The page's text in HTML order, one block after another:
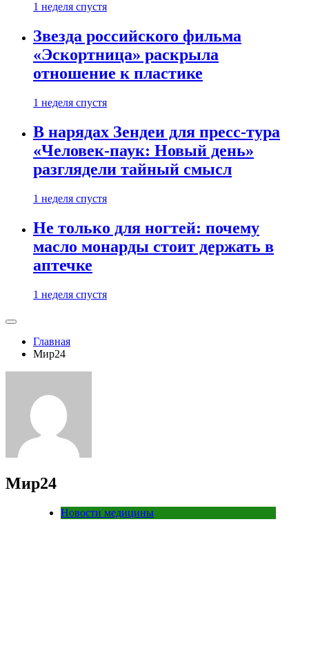
1 неделя спустя
Звезда российского фильма
«Эскортница» раскрыла
отношение к пластике
1 неделя спустя
В нарядах Зендеи для пресс-тура
«Человек-паук: Новый день»
разглядели тайный смысл
1 неделя спустя
Не только для ногтей: почему
масло монарды стоит держать в
аптечке
1 неделя спустя
Главная
Мир24
Мир24
Новости медицины